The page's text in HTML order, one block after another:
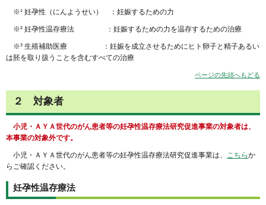
※¹ 妊孕性（にんようせい） ：妊娠するための力
※² 妊孕性温存療法 ：妊娠するための力を温存するための治療
※³ 生殖補助医療 ：妊娠を成立させるためにヒト卵子と精子あるい
は胚を取り扱うことを含むすべての治療
ページの先頭へもどる
２ 対象者
小児・ＡＹＡ世代のがん患者等の妊孕性温存療法研究促進事業の対象者は、
本事業の対象外です。
小児・ＡＹＡ世代のがん患者等の妊孕性温存療法研究促進事業は、 こちらか
らご確認ください。
妊孕性温存療法